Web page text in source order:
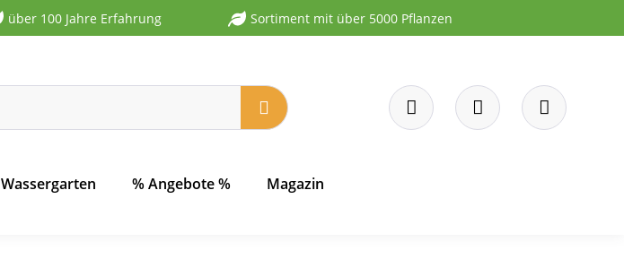
über 100 Jahre Erfahrung Sortiment mit über 5000 Pflanzen
Wassergarten % Angebote % Magazin